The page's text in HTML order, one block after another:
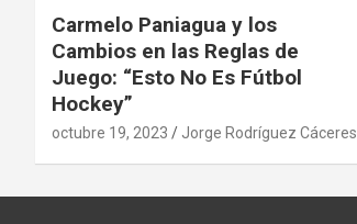
Carmelo Paniagua y los
Cambios en las Reglas de
Juego: “Esto No Es Fútbol
Hockey”
octubre 19, 2023 Jorge Rodríguez Cáceres